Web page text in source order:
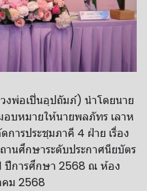
งพ่อเปิ่นอุปถัมภ์) นำโดยนาย
บหมายให้นายพลภัทร เลาห
การประชุมภาคี 4 ฝ่าย เรื่อง
านศึกษาระดับประกาศนียบัตร
ปีการศึกษา 2568 ณ ห้อง
คม 2568